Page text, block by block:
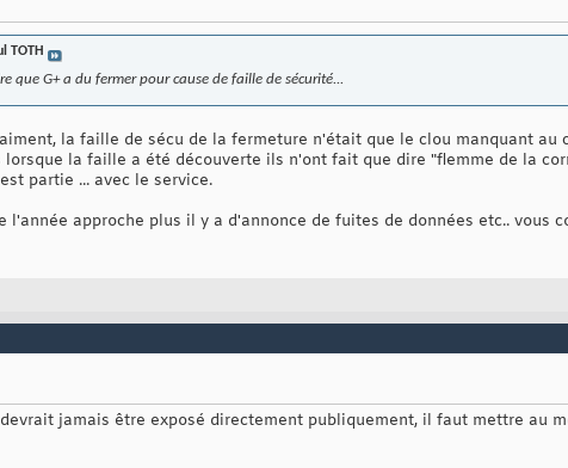
TOTH
que G+ a du fermer pour cause de faille de sécurité...
la faille de sécu de la fermeture n'était que le clou manquant au
lorsque la faille a été découverte ils n'ont fait que dire "flemme de la
partie ... avec le service.
l'année approche plus il y a d'annonce de fuites de données etc.. vous
jamais être exposé directement publiquement, il faut mettre au